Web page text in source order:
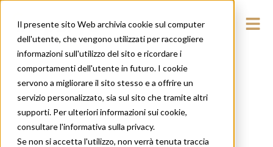
Il presente sito Web archivia cookie sul computer
dell'utente, che vengono utilizzati per raccogliere
informazioni sull'utilizzo del sito e ricordare i
comportamenti dell'utente in futuro. I cookie
servono a migliorare il sito stesso e a offrire un
servizio personalizzato, sia sul sito che tramite altri
supporti. Per ulteriori informazioni sui cookie,
consultare l'informativa sulla privacy.
Se non si accetta l'utilizzo, non verrà tenuta traccia